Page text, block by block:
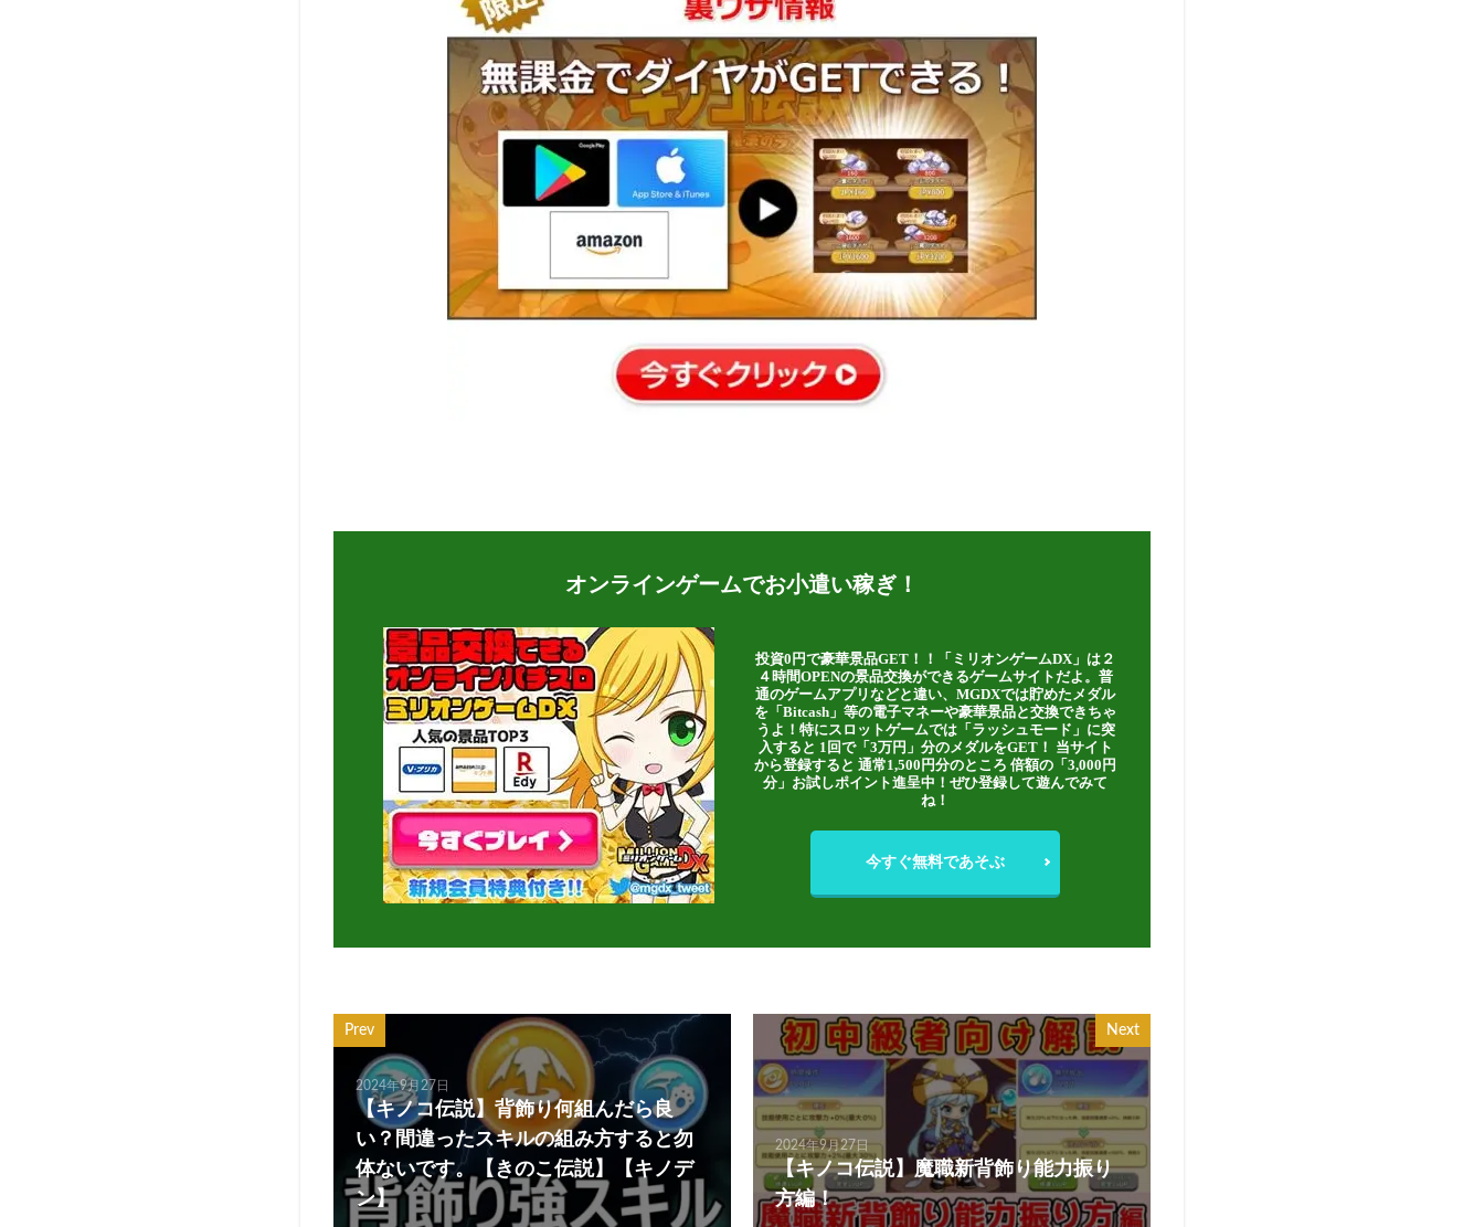
オンラインゲームでお小遣い稼ぎ！
投資0円で豪華景品GET！！「ミリオンゲームDX」は２
４時間OPENの景品交換ができるゲームサイトだよ。普
通のゲームアプリなどと違い、MGDXでは貯めたメダル
を「Bitcash」等の電子マネーや豪華景品と交換できちゃ
うよ！特にスロットゲームでは「ラッシュモード」に突
入すると 1回で「3万円」分のメダルをGET！ 当サイト
から登録すると 通常1,500円分のところ 倍額の「3,000円
分」お試しポイント進呈中！ぜひ登録して遊んでみて
ね！
今すぐ無料であそぶ
Prev
2024年9月27日
【キノコ伝説】背飾り何組んだら良
い？間違ったスキルの組み方すると勿
体ないです。【きのこ伝説】【キノデ
ン】
Next
2024年9月27日
【キノコ伝説】魔職新背飾り能力振り
方編！